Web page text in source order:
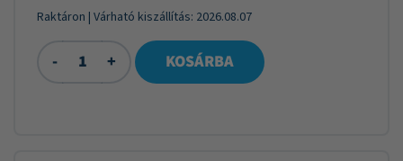
Raktáron | Várható kiszállítás: 2026.08.07
- + KOSÁRBA